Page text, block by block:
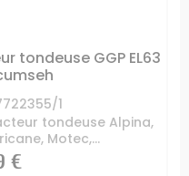
tondeuse GGP EL63
1
tondeuse Alpina,
Motec,...
€